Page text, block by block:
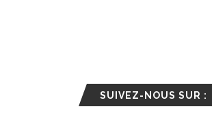
SUIVEZ-NOUS SUR :